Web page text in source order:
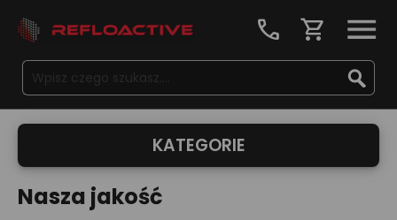
call shopping_cart
KATEGORIE
Nasza jakość